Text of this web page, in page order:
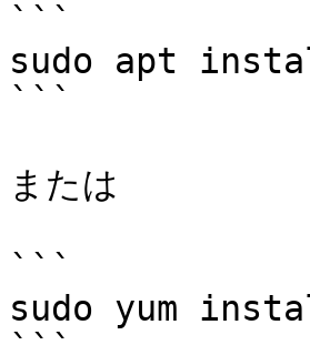
```
sudo apt
```
または
```
sudo yum